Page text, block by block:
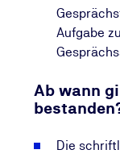
Aufgabe
Ab wann
Die